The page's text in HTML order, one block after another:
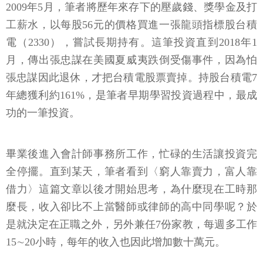
2009年5月，筆者將歷年來存下的壓歲錢、獎學金及打
工薪水，以每股56元的價格買進一張龍頭指標股台積
電（2330），嘗試長期持有。這筆投資直到2018年1
月，傳出張忠謀在美國夏威夷跌倒受傷事件，因為怕
張忠謀因此退休，才把台積電股票賣掉。持股台積電7
年總獲利約161%，是筆者早期學習投資過程中，最成
功的一筆投資。
畢業後進入會計師事務所工作，忙碌的生活讓投資完
全停擺。直到某天，筆者看到〈窮人靠賣力，富人靠
借力〉這篇文章以後才開始思考，為什麼現在工時那
麼長，收入卻比不上當醫師或律師的高中同學呢？於
是就決定在正職之外，另外兼任7份家教，每週多工作
15∼20小時，每年的收入也因此增加數十萬元。